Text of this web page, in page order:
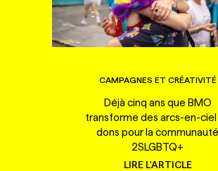
CAMPAGNES ET CRÉATIVITÉ
Déjà cinq ans que BMO
transforme des arcs-en-ciel
dons pour la communauté
2SLGBTQ+
LIRE L'ARTICLE